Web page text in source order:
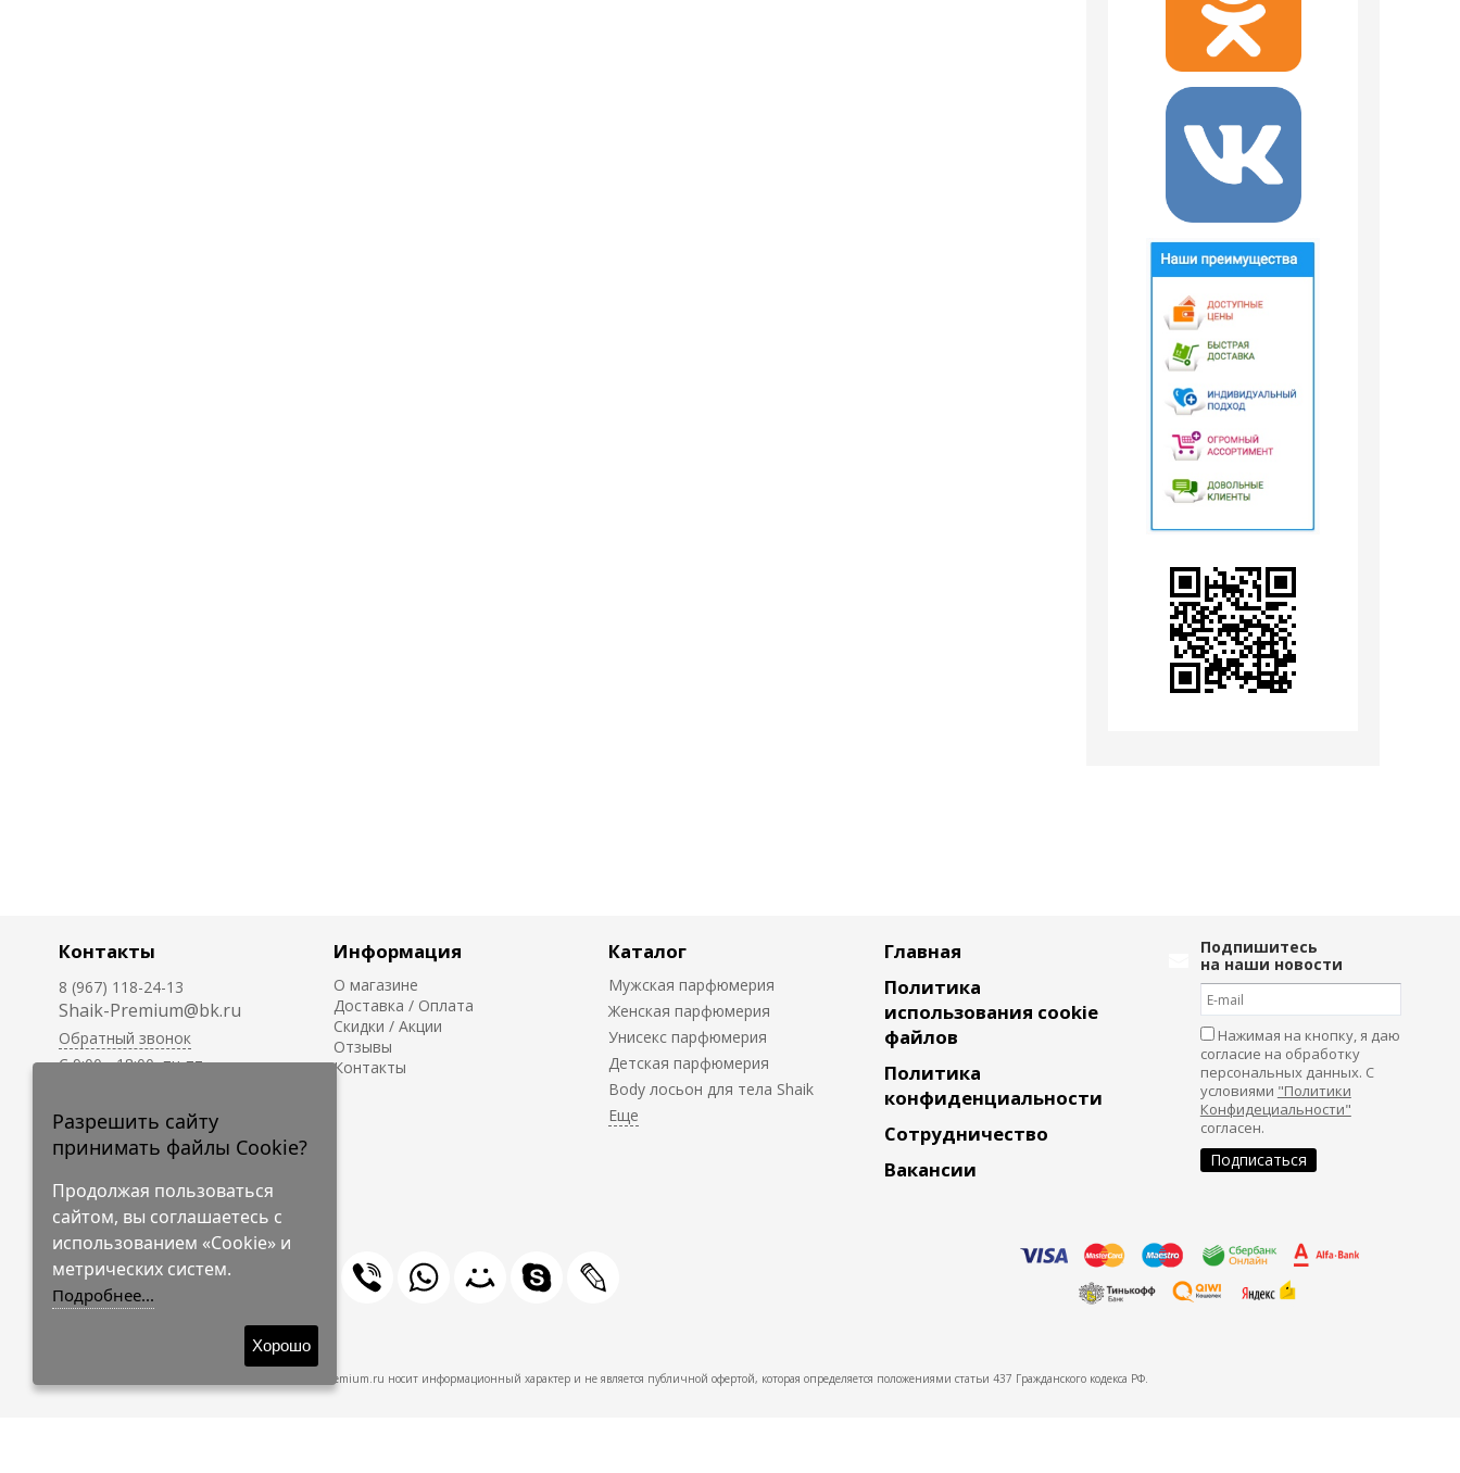
Контакты
8 (967) 118-24-13
Shaik-Premium@bk.ru
Обратный звонок
C 9:00 - 18:00, пн-пт
круглосуточно.
Информация
О магазине
Доставка / Оплата
Скидки / Акции
Отзывы
Контакты
Каталог
Мужская парфюмерия
Женская парфюмерия
Унисекс парфюмерия
Детская парфюмерия
Body лосьон для тела Shaik
Главная
Политика
использования cookie
файлов
Политика
конфиденциальности
Сотрудничество
Вакансии
Подпишитесь
на наши новости
Нажимая на кнопку, я даю
согласие на обработку
персональных данных. С
условиями "Политики
Конфидециальности"
согласен.
© 2009-2026 Shaik-Premium
Shaik-Premium.ru носит информационный характер и не является публичной офертой, которая определяется положениями статьи 437 Гражданского кодекса РФ.
Разрешить сайту
принимать файлы Cookie?
Продолжая пользоваться
сайтом, вы соглашаетесь с
использованием «Cookie» и
метрических систем.
Подробнее...
Хорошо